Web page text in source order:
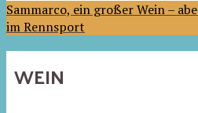
Sammarco, ein großer Wein –
im Rennsport
WEIN